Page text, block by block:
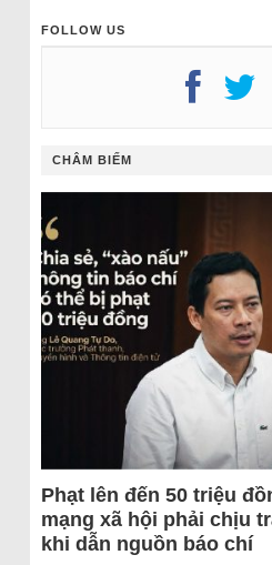
FOLLOW US
CHÂM BIẾM
Phạt lên đến 50 triệu
mạng xã hội phải chịu
khi dẫn nguồn báo chí